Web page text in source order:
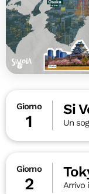
Giorno
1
Si
Un
Giorno
2 Arrivo